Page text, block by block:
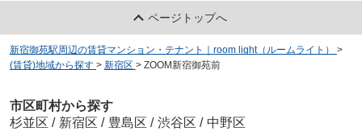
ページトップへ
新宿御苑駅周辺の賃貸マンション・テナント｜room light（ルームライト）
>
(賃貸)地域から探す > 新宿区 > ZOOM新宿御苑前
市区町村から探す
杉並区 / 新宿区 / 豊島区 / 渋谷区 / 中野区